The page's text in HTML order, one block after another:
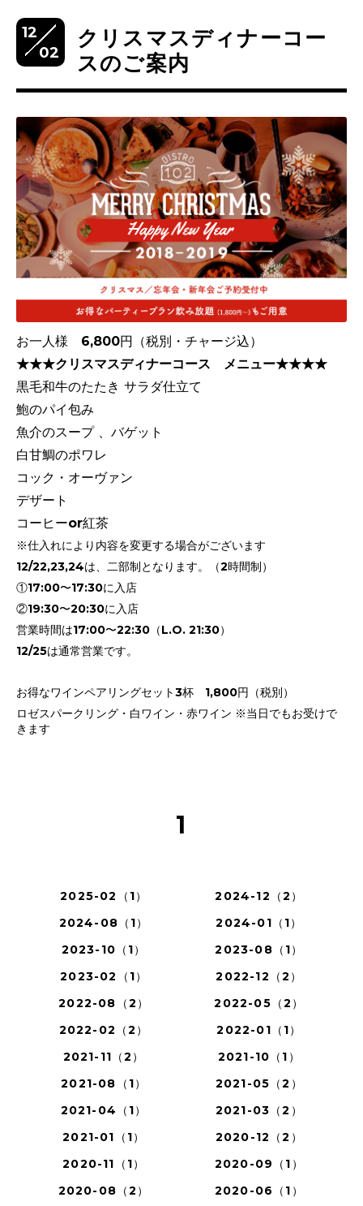
12
02
クリスマスディナーコー
スのご案内
お一人様 6,800円（税別・チャージ込）
★★★クリスマスディナーコース メニュー★★★★
黒毛和牛のたたき サラダ仕立て
鮑のパイ包み
魚介のスープ 、バゲット
白甘鯛のポワレ
コック・オーヴァン
デザート
コーヒーor紅茶
※仕入れにより内容を変更する場合がございます
12/22,23,24は、二部制となります。（2時間制）
①17:00〜17:30に入店
②19:30〜20:30に入店
営業時間は17:00〜22:30（L.O. 21:30）
12/25は通常営業です。
お得なワインペアリングセット3杯 1,800円（税別）
ロゼスパークリング・白ワイン・赤ワイン ※当日でもお受けで
きます
1
2025-02（1）
2024-12（2）
2024-08（1）
2024-01（1）
2023-10（1）
2023-08（1）
2023-02（1）
2022-12（2）
2022-08（2）
2022-05（2）
2022-02（2）
2022-01（1）
2021-11（2）
2021-10（1）
2021-08（1）
2021-05（2）
2021-04（1）
2021-03（2）
2021-01（1）
2020-12（2）
2020-11（1）
2020-09（1）
2020-08（2）
2020-06（1）